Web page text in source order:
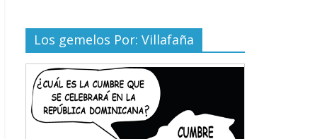
Los gemelos Por: Villafaña